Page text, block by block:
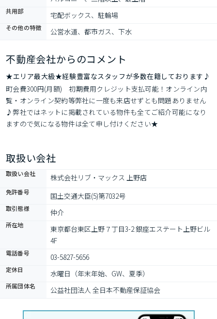
共用部 宅配ボックス、駐輪場
その他の特徴 公営水道、都市ガス、下水
不動産会社からのコメント
★エリア最大級★経験豊富なスタッフが多数在籍しております♪
町会費300円(月額)　初期費用クレジット支払可能！オンライン内
覧・オンライン契約等弊社に一度も来店せずとも問題ありません
♪弊社ではネットに掲載されている物件も全てご紹介可能になり
ますので気になる物件は全て申し付けください★
取扱い会社
取扱い会社 株式会社リブ・マックス 上野店
免許番号 国土交通大臣(5)第7032号
取引態様 仲介
所在地
東京都台東区上野７丁目3-2 銀座エステート上野ビル
4F
電話番号 03-5827-5656
定休日 水曜日（年末年始、GW、夏季）
所属団体名 公益社団法人 全日本不動産保証協会